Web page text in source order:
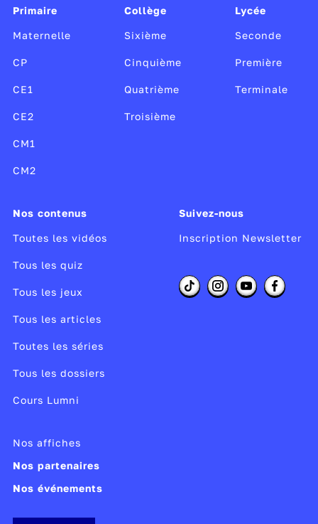
Canopé, le CLEMI, ainsi que par le ministère de la
Primaire
Maternelle
CP
CE1
CE2
CM1
CM2
Collège
Sixième
Cinquième
Quatrième
Troisième
Lycée
Seconde
Première
Terminale
Nos contenus
Toutes les vidéos
Tous les quiz
Tous les jeux
Tous les articles
Toutes les séries
Tous les dossiers
Cours Lumni
Suivez-nous
Inscription Newsletter
Nos affiches
Nos partenaires
Nos événements